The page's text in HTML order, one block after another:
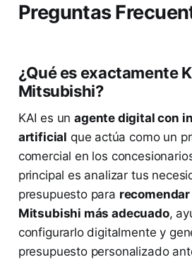
Preguntas
¿Qué es exactamente
Mitsubishi?
KAI es unagente digital con
artificial que actúa como un
comercial en los
principal es analizar tus
presupuesto para
Mitsubishi más adecuado,
configurarlo digitalmente y
presupuesto personalizado